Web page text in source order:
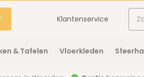
Klantenservice
& Tafelen Vloerkleden